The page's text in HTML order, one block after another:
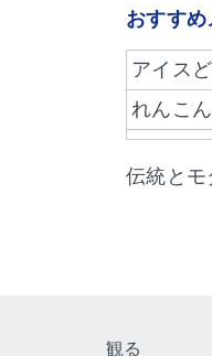
おすす
アイス
れんこ
伝統とモ
観る